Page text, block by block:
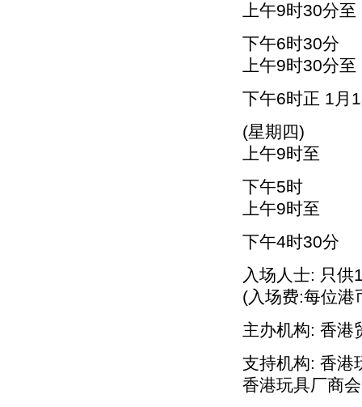
上午9时30分至
下午6时30分
上午9时30分至
下午6时正 1月
(星期四)
上午9时至
下午5时
上午9时至
下午4时30分
入场人士: 只供
(入场费:每位港
主办机构: 香港
支持机构: 香港
香港玩具厂商会